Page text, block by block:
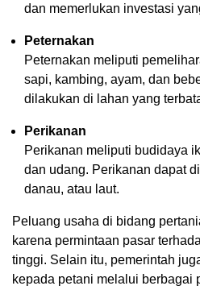
dan memerlukan investasi
Peternakan
Peternakan meliputi
sapi, kambing, ayam, dan
dilakukan di lahan yang
Perikanan
Perikanan meliputi budidaya
dan udang. Perikanan dapat
danau, atau laut.
Peluang usaha di bidang
karena permintaan pasar
tinggi. Selain itu, pemerintah
kepada petani melalui berbagai